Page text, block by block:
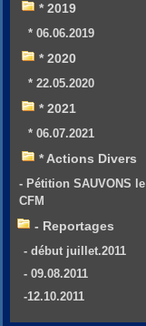
* 2019
* 06.06.2019
* 2020
* 22.05.2020
* 2021
* 06.07.2021
* Actions Divers
- Pétition SAUVONS le
CFM
- Reportages
- début juillet.2011
- 09.08.2011
-12.10.2011